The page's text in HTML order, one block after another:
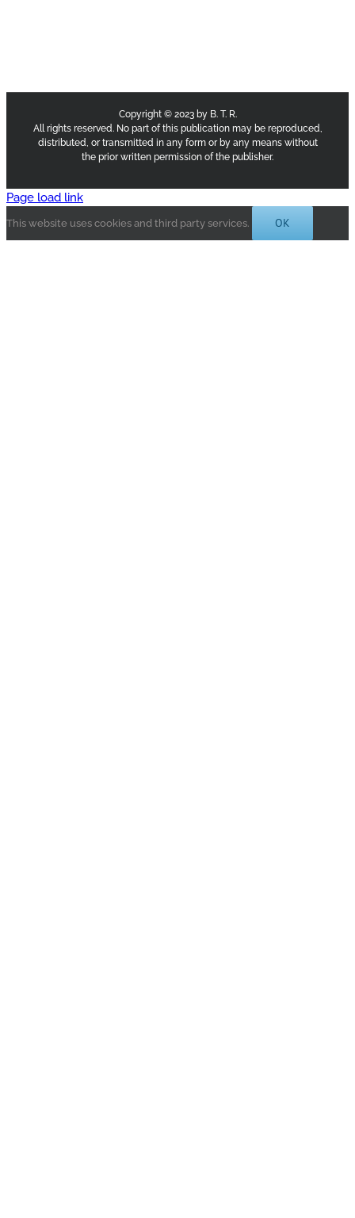
Copyright © 2023 by B. T. R.
All rights reserved. No part of this publication may be reproduced,
distributed, or transmitted in any form or by any means without
the prior written permission of the publisher.
Page load link
This website uses cookies and third party services. OK